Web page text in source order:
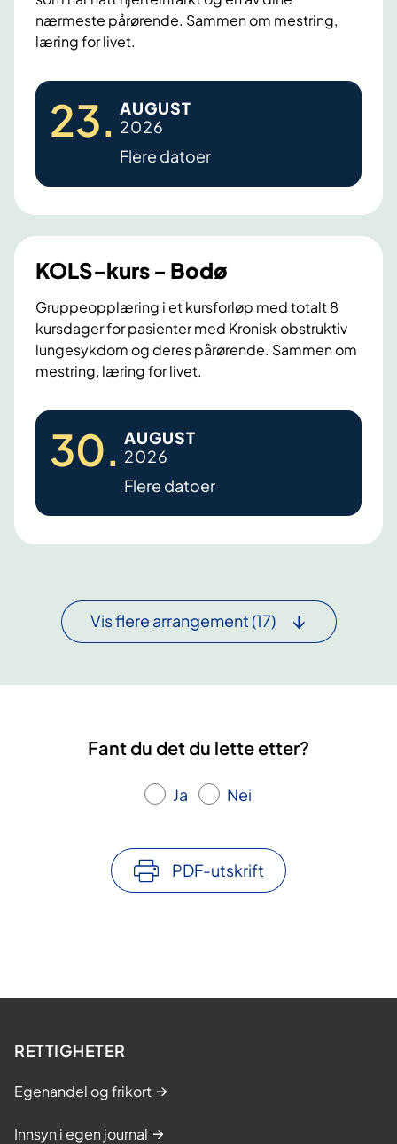
u
r
-
d
nærmeste pårørende. Sammen om mestring,
læring for livet.
H
t
e
k
u
r
s
-
B
o
ø
23. AUGUST
2026
Flere datoer
KOLS-kurs - Bodø
Gruppeopplæring i et kursforløp med totalt 8
kursdager for pasienter med Kronisk obstruktiv
lungesykdom og deres pårørende. Sammen om
mestring, læring for livet.
K
-
k
o
30. AUGUST
2026
Flere datoer
Vis flere arrangement(17)
Fant du det du lette etter?
Ja Nei
PDF-utskrift
RETTIGHETER
Egenandel og frikort
Innsyn i egen journal